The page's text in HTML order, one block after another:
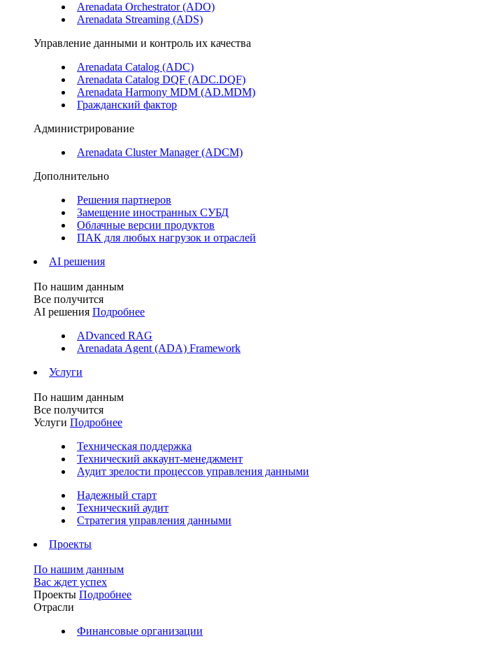
Arenadata Orchestrator (ADO)
Arenadata Streaming (ADS)
Управление данными и контроль их качества
Arenadata Catalog (ADC)
Arenadata Catalog DQF (ADС.DQF)
Arenadata Harmony MDM (AD.MDM)
Гражданский фактор
Администрирование
Arenadata Cluster Manager (ADCM)
Дополнительно
Решения партнеров
Замещение иностранных СУБД
Облачные версии продуктов
ПАК для любых нагрузок и отраслей
AI решения
По нашим данным
Все получится
AI решения Подробнее
ADvanced RAG
Arenadata Agent (ADA) Framework
Услуги
По нашим данным
Все получится
Услуги Подробнее
Техническая поддержка
Технический аккаунт-менеджмент
Аудит зрелости процессов управления данными
Надежный старт
Технический аудит
Стратегия управления данными
Проекты
По нашим данным
Вас ждет успех
Проекты Подробнее
Отрасли
Финансовые организации